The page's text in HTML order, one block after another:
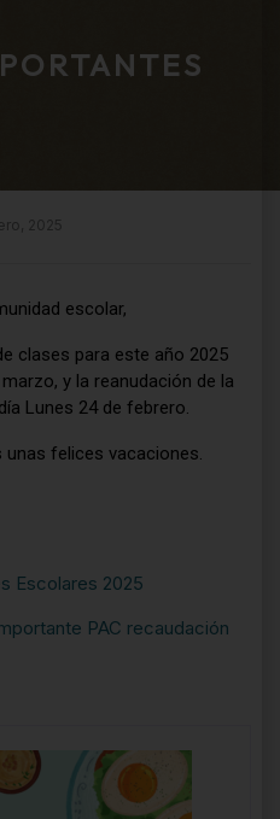
2025
escolar,
clases para este año 2025
y la reanudación de la
Lunes 24 de febrero.
felices vacaciones.
Escolares 2025
PAC recaudación